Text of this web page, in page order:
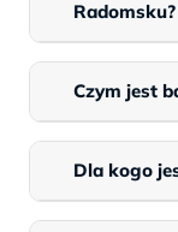
Radomsku?
Czym jest
Dla kogo